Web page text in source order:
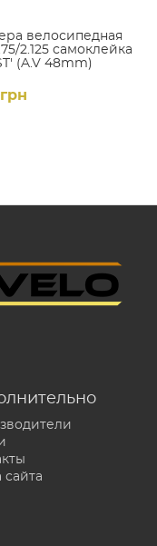
велосипедная
2.125 самоклейка
(A.V 48mm)
сайта